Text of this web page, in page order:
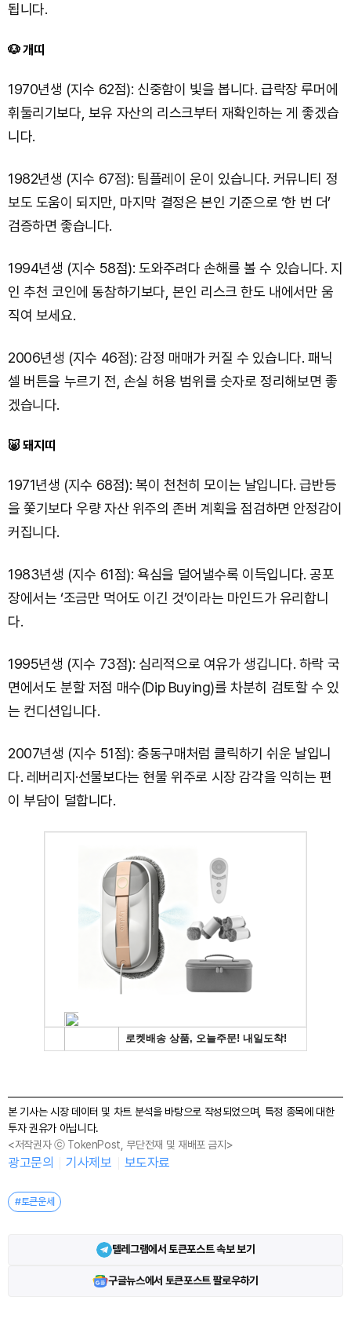
됩니다.
🐶 개띠
1970년생 (지수 62점): 신중함이 빛을 봅니다. 급락장 루머에
휘둘리기보다, 보유 자산의 리스크부터 재확인하는 게 좋겠습
니다.
1982년생 (지수 67점): 팀플레이 운이 있습니다. 커뮤니티 정
보도 도움이 되지만, 마지막 결정은 본인 기준으로 ‘한 번 더’
검증하면 좋습니다.
1994년생 (지수 58점): 도와주려다 손해를 볼 수 있습니다. 지
인 추천 코인에 동참하기보다, 본인 리스크 한도 내에서만 움
직여 보세요.
2006년생 (지수 46점): 감정 매매가 커질 수 있습니다. 패닉
셀 버튼을 누르기 전, 손실 허용 범위를 숫자로 정리해보면 좋
겠습니다.
🐷 돼지띠
1971년생 (지수 68점): 복이 천천히 모이는 날입니다. 급반등
을 쫓기보다 우량 자산 위주의 존버 계획을 점검하면 안정감이
커집니다.
1983년생 (지수 61점): 욕심을 덜어낼수록 이득입니다. 공포
장에서는 ‘조금만 먹어도 이긴 것’이라는 마인드가 유리합니
다.
1995년생 (지수 73점): 심리적으로 여유가 생깁니다. 하락 국
면에서도 분할 저점 매수(Dip Buying)를 차분히 검토할 수 있
는 컨디션입니다.
2007년생 (지수 51점): 충동구매처럼 클릭하기 쉬운 날입니
다. 레버리지·선물보다는 현물 위주로 시장 감각을 익히는 편
이 부담이 덜합니다.
본 기사는 시장 데이터 및 차트 분석을 바탕으로 작성되었으며, 특정 종목에 대한
투자 권유가 아닙니다.
<저작권자 ⓒ TokenPost, 무단전재 및 재배포 금지>
광고문의 기사제보 보도자료
#토큰운세
텔레그램에서 토큰포스트 속보 보기
구글뉴스에서 토큰포스트 팔로우하기